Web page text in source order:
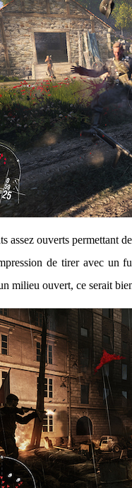
assez ouverts
de tirer avec
ouvert, ce serait